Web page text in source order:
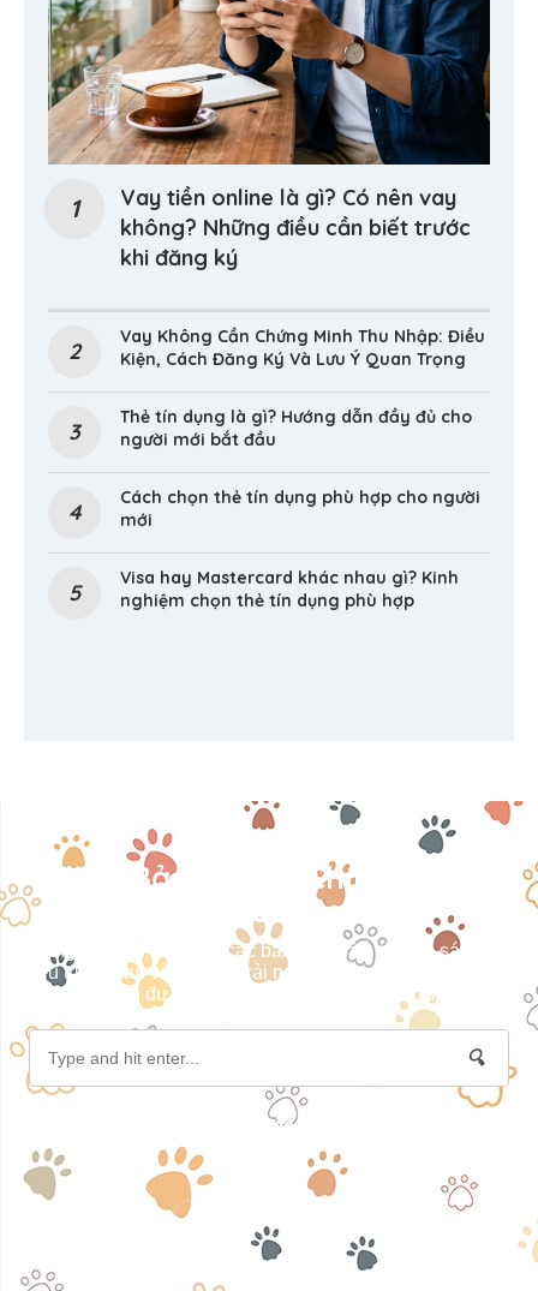
Vay tiền online là gì? Có nên vay
không? Những điều cần biết trước
khi đăng ký
Vay Không Cần Chứng Minh Thu Nhập: Điều
Kiện, Cách Đăng Ký Và Lưu Ý Quan Trọng
Thẻ tín dụng là gì? Hướng dẫn đầy đủ cho
người mới bắt đầu
Cách chọn thẻ tín dụng phù hợp cho người
mới
Visa hay Mastercard khác nhau gì? Kinh
nghiệm chọn thẻ tín dụng phù hợp
Nhận Bản Tin Tài Chính Khách
Quan
Đăng ký ngay để nhận các bài viết phân tích, so sánh dữ
liệu trực quan và chia sẻ trải nghiệm thực tế, giúp bạn dễ
dàng đưa ra lựa chọn tài chính phù hợp.
🔍
Terms of Service